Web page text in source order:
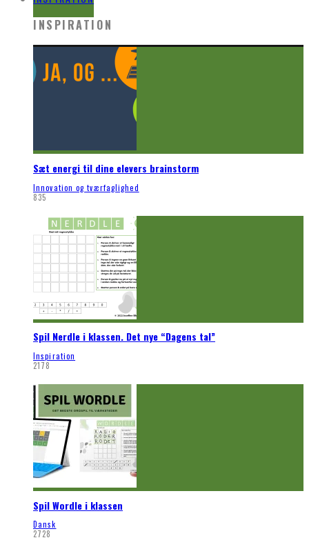
INSPIRATION
Sæt energi til dine elevers brainstorm
Innovation og tværfaglighed
835
Spil Nerdle i klassen. Det nye “Dagens tal”
Inspiration
2178
Spil Wordle i klassen
Dansk
2728